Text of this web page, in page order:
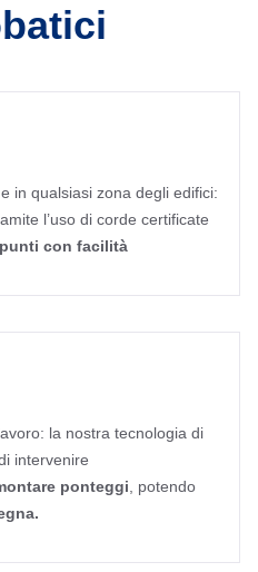
in qualsiasi zona degli edifici:
l’uso di corde certificate
con facilità
la nostra tecnologia di
intervenire
ponteggi , potendo